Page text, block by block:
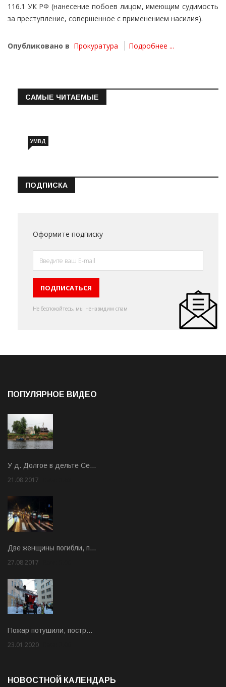
116.1 УК РФ (нанесение побоев лицом, имеющим судимость
за преступление, совершенное с применением насилия).
Опубликовано в Прокуратура Подробнее ...
САМЫЕ ЧИТАЕМЫЕ
УМВД
ПОДПИСКА
Оформите подписку
Не беспокойтесь, мы ненавидим спам
ПОПУЛЯРНОЕ ВИДЕО
У д. Долгое в дельте Се…
21.08.2017
Две женщины погибли, п…
27.08.2017
Пожар потушили, постр…
23.01.2020
НОВОСТНОЙ КАЛЕНДАРЬ